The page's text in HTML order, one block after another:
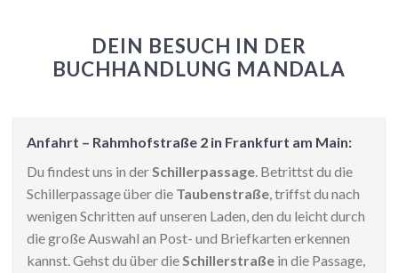
DEIN BESUCH IN DER
BUCHHANDLUNG MANDALA
Anfahrt – Rahmhofstraße 2 in Frankfurt am Main:
Du findest uns in derSchillerpassage. Betrittst du die
Schillerpassage über die Taubenstraße, triffst du nach
wenigen Schritten auf unseren Laden, den du leicht durch
die große Auswahl an Post- und Briefkarten erkennen
kannst. Gehst du über dieSchillerstraße in die Passage,